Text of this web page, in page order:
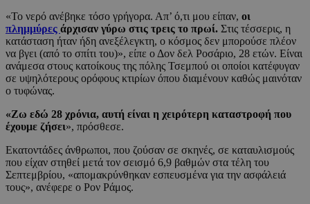
«Το νερό ανέβηκε τόσο γρήγορα. Απ’ ό,τι μου είπαν, οι
πλημμύρες άρχισαν γύρω στις τρεις το πρωί. Στις τέσσερις, η
κατάσταση ήταν ήδη ανεξέλεγκτη, ο κόσμος δεν μπορούσε πλέον
να βγει (από το σπίτι του)», είπε ο Δον δελ Ροσάριο, 28 ετών. Είναι
ανάμεσα στους κατοίκους της πόλης Τσεμπού οι οποίοι κατέφυγαν
σε υψηλότερους ορόφους κτιρίων όπου διαμένουν καθώς μαινόταν
ο τυφώνας.
«Ζω εδώ 28 χρόνια, αυτή είναι η χειρότερη καταστροφή που
έχουμε ζήσει», πρόσθεσε.
Εκατοντάδες άνθρωποι, που ζούσαν σε σκηνές, σε καταυλισμούς
που είχαν στηθεί μετά τον σεισμό 6,9 βαθμών στα τέλη του
Σεπτεμβρίου, «απομακρύνθηκαν εσπευσμένα για την ασφάλειά
τους», ανέφερε ο Ρον Ράμος.